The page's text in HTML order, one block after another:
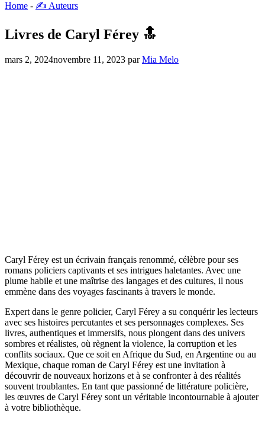
Home - ✍️ Auteurs
Livres de Caryl Férey 🔝
mars 2, 2024novembre 11, 2023 parMia Melo
Caryl Férey est un écrivain français renommé, célèbre pour ses
romans policiers captivants et ses intrigues haletantes. Avec une
plume habile et une maîtrise des langages et des cultures, il nous
emmène dans des voyages fascinants à travers le monde.
Expert dans le genre policier, Caryl Férey a su conquérir les lecteurs
avec ses histoires percutantes et ses personnages complexes. Ses
livres, authentiques et immersifs, nous plongent dans des univers
sombres et réalistes, où règnent la violence, la corruption et les
conflits sociaux. Que ce soit en Afrique du Sud, en Argentine ou au
Mexique, chaque roman de Caryl Férey est une invitation à
découvrir de nouveaux horizons et à se confronter à des réalités
souvent troublantes. En tant que passionné de littérature policière,
les œuvres de Caryl Férey sont un véritable incontournable à ajouter
à votre bibliothèque.